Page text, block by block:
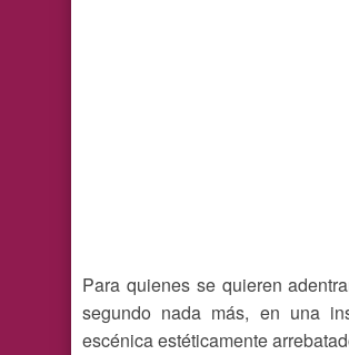
Para quienes se quieren
segundo nada más, en una
escénica estéticamente